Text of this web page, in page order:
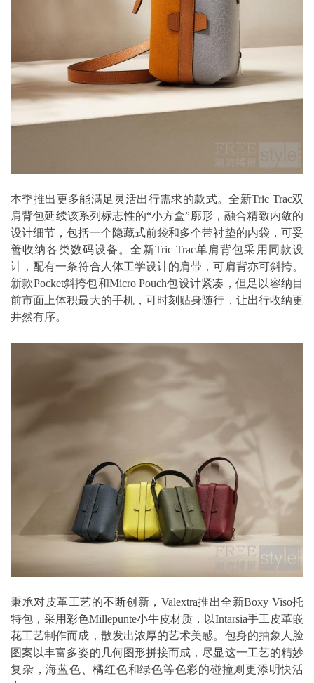
本季推出更多能满足灵活出行需求的款式。全新Tric Trac双
肩背包延续该系列标志性的“小方盒”廓形，融合精致内敛的
设计细节，包括一个隐藏式前袋和多个带衬垫的内袋，可妥
善收纳各类数码设备。全新Tric Trac单肩背包采用同款设
计，配有一条符合人体工学设计的肩带，可肩背亦可斜挎。
新款Pocket斜挎包和Micro Pouch包设计紧凑，但足以容纳目
前市面上体积最大的手机，可时刻贴身随行，让出行收纳更
井然有序。
秉承对皮革工艺的不断创新，Valextra推出全新Boxy Viso托
特包，采用彩色Millepunte小牛皮材质，以Intarsia手工皮革嵌
花工艺制作而成，散发出浓厚的艺术美感。包身的抽象人脸
图案以丰富多姿的几何图形拼接而成，尽显这一工艺的精妙
复杂，海蓝色、橘红色和绿色等色彩的碰撞则更添明快活